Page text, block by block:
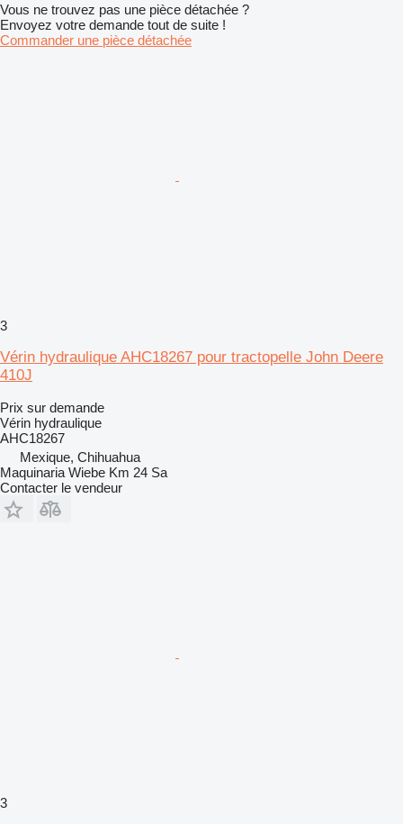
Vous ne trouvez pas une pièce détachée ?
Envoyez votre demande tout de suite !
Commander une pièce détachée
3
Vérin hydraulique AHC18267 pour tractopelle John Deere
410J
Prix sur demande
Vérin hydraulique
AHC18267
Mexique, Chihuahua
Maquinaria Wiebe Km 24 Sa
Contacter le vendeur
3